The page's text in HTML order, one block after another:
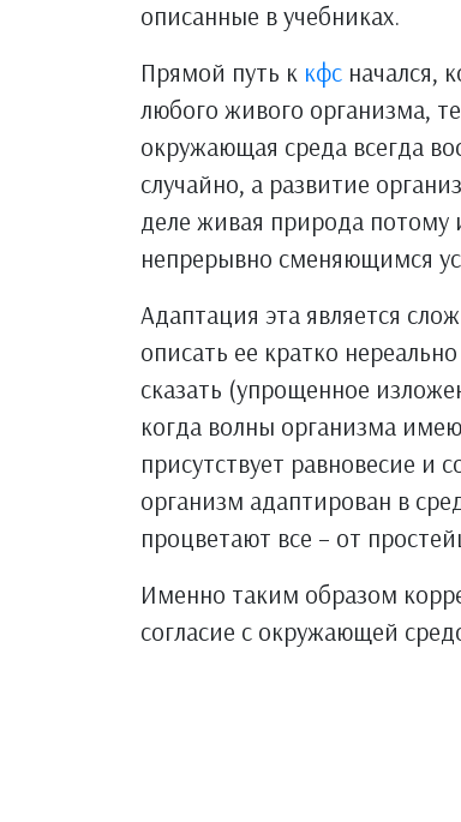
описанные в учебниках.
Прямой путь к кфс начался,
любого живого организма,
окружающая среда всегда
случайно, а развитие
деле живая природа потому
непрерывно сменяющимся
Адаптация эта является
описать ее кратко
сказать (упрощенное
когда волны организма
присутствует равновесие и
организм адаптирован в
процветают все – от
Именно таким образом
согласие с окружающей